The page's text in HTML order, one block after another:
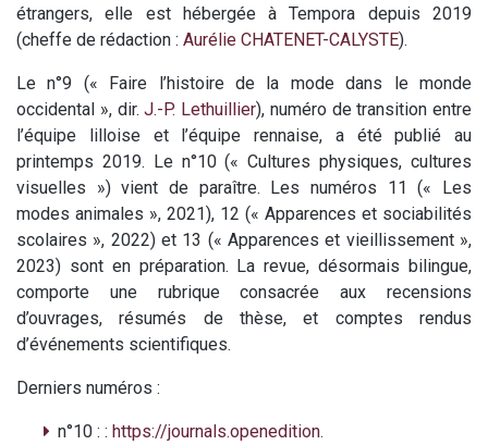
étrangers, elle est hébergée à Tempora depuis 2019
(cheffe de rédaction : Aurélie CHATENET-CALYSTE).
Le n°9 (« Faire l’histoire de la mode dans le monde
occidental », dir.J.-P. Lethuillier), numéro de transition entre
l’équipe lilloise et l’équipe rennaise, a été publié au
printemps 2019. Le n°10 (« Cultures physiques, cultures
visuelles ») vient de paraître. Les numéros 11 (« Les
modes animales », 2021), 12 (« Apparences et sociabilités
scolaires », 2022) et 13 (« Apparences et vieillissement »,
2023) sont en préparation. La revue, désormais bilingue,
comporte une rubrique consacrée aux recensions
d’ouvrages, résumés de thèse, et comptes rendus
d’événements scientifiques.
Derniers numéros :
n°10 : : https://journals.openedition.